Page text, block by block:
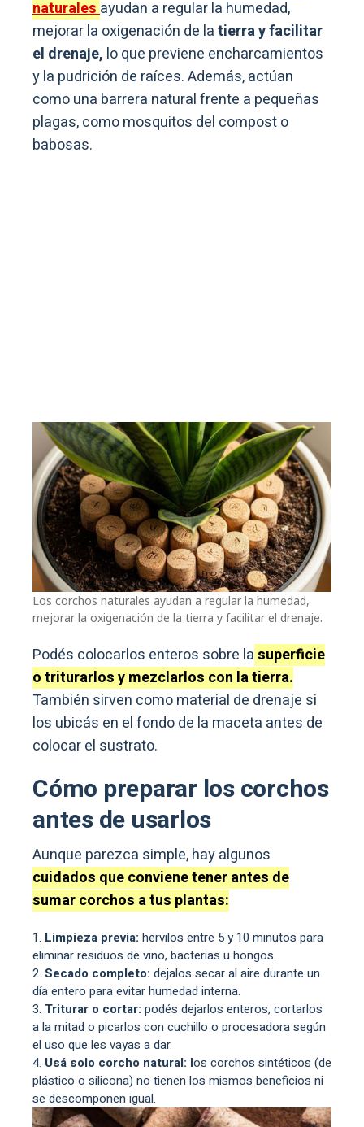
naturalesayudan a regular la humedad,
mejorar la oxigenación de latierra y facilitar
el drenaje, lo que previene encharcamientos
y la pudrición de raíces. Además, actúan
como una barrera natural frente a pequeñas
plagas, como mosquitos del compost o
babosas.
Los corchos naturales ayudan a regular la humedad,
mejorar la oxigenación de la tierra y facilitar el drenaje.
Podés colocarlos enteros sobre lasuperficie
o triturarlos y mezclarlos con la tierra.
También sirven como material de drenaje si
los ubicás en el fondo de la maceta antes de
colocar el sustrato.
Cómo preparar los corchos
antes de usarlos
Aunque parezca simple, hay algunos
cuidados que conviene tener antes de
sumar corchos a tus plantas:
Limpieza previa: hervilos entre 5 y 10 minutos para
eliminar residuos de vino, bacterias u hongos.
Secado completo: dejalos secar al aire durante un
día entero para evitar humedad interna.
Triturar o cortar: podés dejarlos enteros, cortarlos
a la mitad o picarlos con cuchillo o procesadora según
el uso que les vayas a dar.
Usá solo corcho natural: los corchos sintéticos (de
plástico o silicona) no tienen los mismos beneficios ni
se descomponen igual.